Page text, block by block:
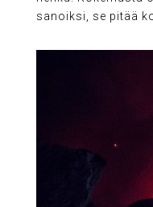
sanoiksi, se pitää